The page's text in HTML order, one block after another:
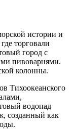
истории и
торговали
город с
пивоварнями.
колонны.
Тихоокеанского
водопад
созданный как